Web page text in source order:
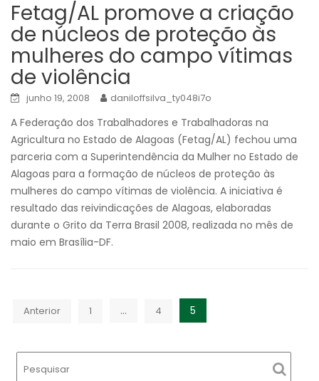
Fetag/AL promove a criação
de núcleos de proteção às
mulheres do campo vítimas
de violência
junho 19, 2008 daniloffsilva_ty048i7o
A Federação dos Trabalhadores e Trabalhadoras na
Agricultura no Estado de Alagoas (Fetag/AL) fechou uma
parceria com a Superintendência da Mulher no Estado de
Alagoas para a formação de núcleos de proteção às
mulheres do campo vítimas de violência. A iniciativa é
resultado das reivindicações de Alagoas, elaboradas
durante o Grito da Terra Brasil 2008, realizada no mês de
maio em Brasília-DF.
Navegação
posts
Anterior 1 … 4 5